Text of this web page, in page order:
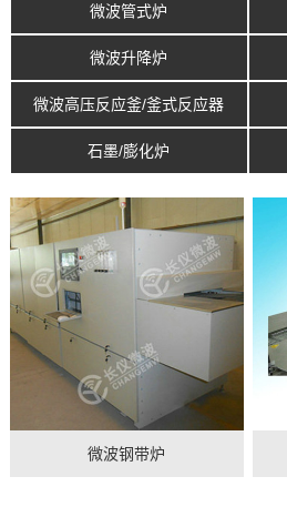
微波管式炉
微波升降炉
微波高压反应釜/釜式反应器
石墨/膨化炉
微波钢带炉